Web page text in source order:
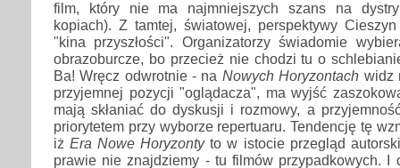
film, który nie ma najmniejszych szans na
kopiach). Z tamtej, światowej, perspektywy
"kina przyszłości". Organizatorzy świadomie
obrazoburcze, bo przecież nie chodzi tu o
Ba! Wręcz odwrotnie - na Nowych Horyzontach widz
przyjemnej pozycji "oglądacza", ma wyjść
mają skłaniać do dyskusji i rozmowy, a
priorytetem przy wyborze repertuaru. Tendencję tę
iż Era Nowe Horyzontyto w istocie przegląd
prawie nie znajdziemy - tu filmów przypadkowych. I